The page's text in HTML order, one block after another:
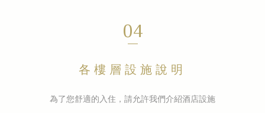
04
各樓層設施說明
為了您舒適的入住，請允許我們介紹酒店設施